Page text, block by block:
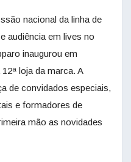
nacional da linha de
audiência em lives no
inaugurou em
loja da marca. A
de convidados especiais,
e formadores de
mão as novidades